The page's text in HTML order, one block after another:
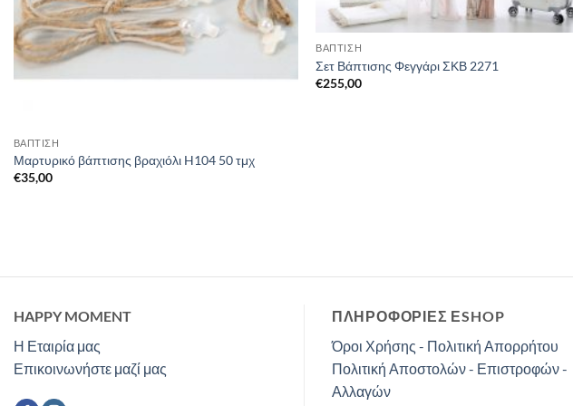
ΒΑΠΤΙΣΗ
Μαρτυρικό βάπτισης βραχιόλι H104 50 τμχ
€35,00
ΒΑΠΤΙΣΗ
Σετ Βάπτισης Φεγγάρι ΣΚΒ 2271
€255,00
HAPPY MOMENT
Η Εταιρία μας
Επικοινωνήστε μαζί μας
ΠΛΗΡΟΦΟΡΙΕΣ ΕSHOP
Όροι Χρήσης - Πολιτική Απορρήτου
Πολιτική Αποστολών - Επιστροφών -
Αλλαγών